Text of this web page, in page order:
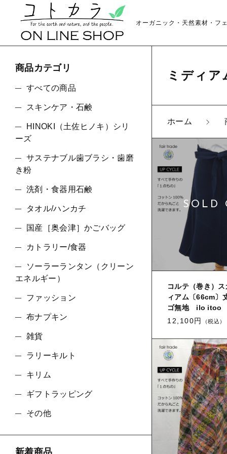
オーガニック・天然素材・フ
ミディ
ホーム
コルテ（巻き）
ィアム〔66cm
ゴ無地 ilo
12,100円
（税込）
商品カテゴリ
すべての商品
スキンケア・石鹸
HINOKI（土佐ヒノキ）シリ
ーズ
サステナブル歯ブラシ・歯磨
き粉
洗剤・食器用石鹸
タオル/ハンカチ
国産［奥会津］かごバッグ
カトラリー/食器
ソーラーランタン（クリーン
エネルギー）
ファッション
布ナプキン
雑貨
ラリーキルト
キリム
ギフトラッピング
その他
新着商品
親カテゴリ
並び順